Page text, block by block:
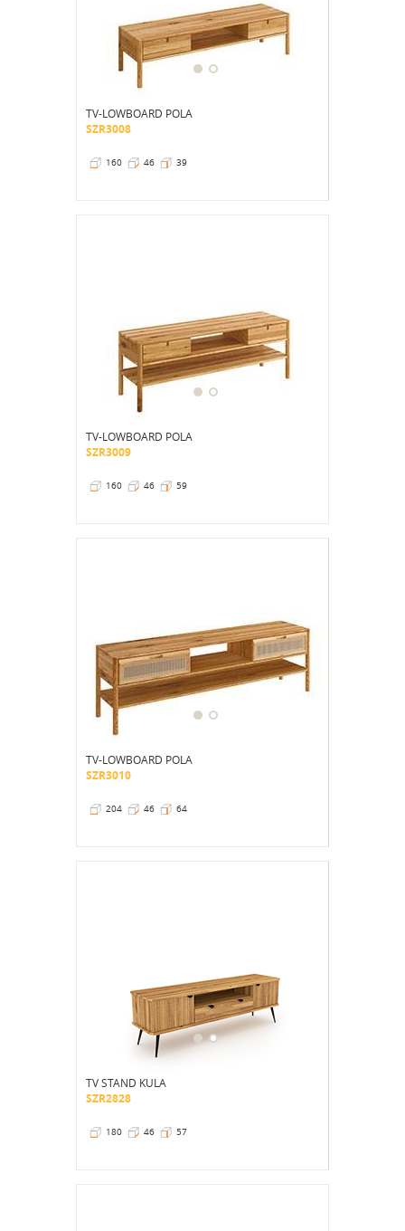
TV-LOWBOARD POLA
SZR3008
160 46 39
TV-LOWBOARD POLA
SZR3009
160 46 59
TV-LOWBOARD POLA
SZR3010
204 46 64
TV STAND KULA
SZR2828
180 46 57